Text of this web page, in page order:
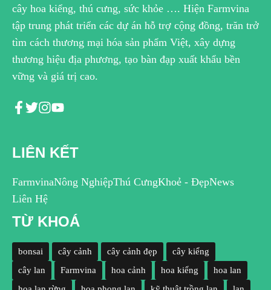
cây hoa kiểng, thú cưng, sức khỏe …. Hiện Farmvina
tập trung phát triển các dự án hỗ trợ cộng đồng, trăn trở
tìm cách thương mại hóa sản phẩm Việt, xây dựng
thương hiệu địa phương, tạo bàn đạp xuất khẩu bền
vững và giá trị cao.
LIÊN KẾT
FarmvinaNông NghiệpThú CưngKhoẻ - ĐẹpNews
Liên Hệ
TỪ KHOÁ
bonsai cây cảnh cây cảnh đẹp
cây kiểng
cây lan
Farmvina hoa cảnh hoa kiểng
hoa lan